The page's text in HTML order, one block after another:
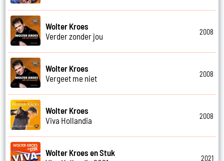
Wolter Kroes
Verder zonder jou
2008
Wolter Kroes
Vergeet me niet
2008
Wolter Kroes
Viva Hollandia
2008
Wolter Kroes en Stuk
2021